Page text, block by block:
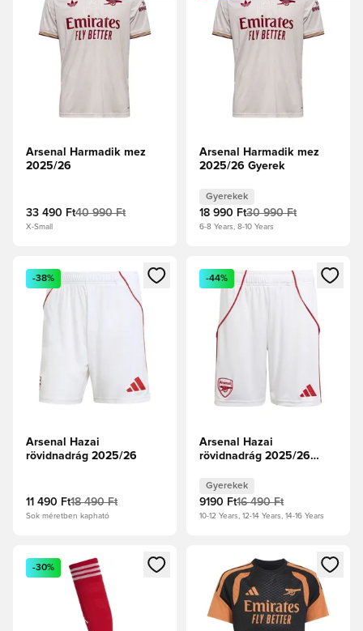
Arsenal Harmadik mez
2025/26
33 490 Ft40 990 Ft
X-Small
Arsenal Harmadik mez
2025/26 Gyerek
Gyerekek
18 990 Ft30 990 Ft
6-8 Years, 8-10 Years
Megnyit egy modált a bejelentkezéshez vagy a tagként
-38%
Arsenal Hazai
rövidnadrág 2025/26
11 490 Ft18 490 Ft
Sok méretben kapható
Megnyit egy modált a
-44%
Arsenal Hazai
rövidnadrág 2025/26
Gyerekek
9190 Ft16 490 Ft
10-12 Years, 12-14 Years, 14-16 Years
Megnyit egy modált a bejelentkezéshez vagy a tagként
-30%
Megnyit egy modált a